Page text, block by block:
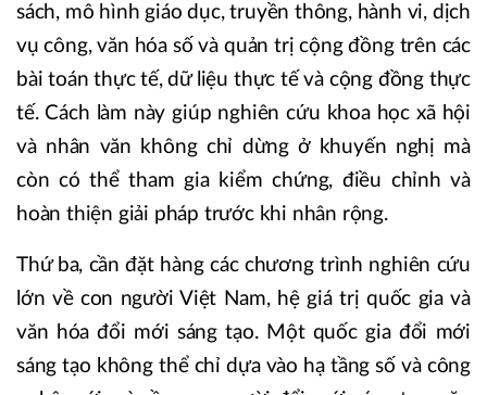
sách, mô hình giáo dục, truyền thông, hành vi, dịch
vụ công, văn hóa số và quản trị cộng đồng trên các
bài toán thực tế, dữ liệu thực tế và cộng đồng thực
tế. Cách làm này giúp nghiên cứu khoa học xã hội
và nhân văn không chỉ dừng ở khuyến nghị mà
còn có thể tham gia kiểm chứng, điều chỉnh và
hoàn thiện giải pháp trước khi nhân rộng.
Thứ ba, cần đặt hàng các chương trình nghiên cứu
lớn về con người Việt Nam, hệ giá trị quốc gia và
văn hóa đổi mới sáng tạo. Một quốc gia đổi mới
sáng tạo không thể chỉ dựa vào hạ tầng số và công